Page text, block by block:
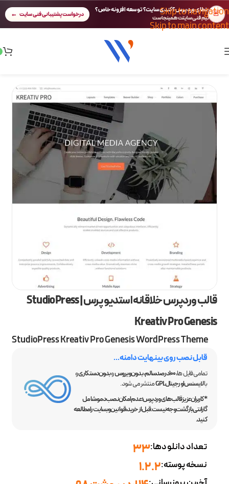
Skip to navigation
Skip to main content
🚨 خطای وردپرس؟ کندی سایت؟ توسعه افزونه خاص؟
تیم فنی سایتت همینجاست درخواست پشتیبانی فنی سایت
قالب وردپرس خلاقانه استدیو پرس | StudioPress
Kreativ Pro Genesis
StudioPress Kreativ Pro Genesis WordPress Theme
قابل نصب روی بینهایت دامنه...
تمامی فایل ها،100 درصد سالم ،بدون ویروسوبدون دستکاریو
بالایسنس اورجینال GPL
منتشر می شود.
*کاربران عزیز قالب‌های وردپرس؛ عدم امکان نصب دمو، شامل
گارانتی بازگشت وجه نیست. قبل از خرید، قوانین وبسایت را مطالعه
کنید.
تعداد دانلودها:33
نسخه پوسته:1.2.2